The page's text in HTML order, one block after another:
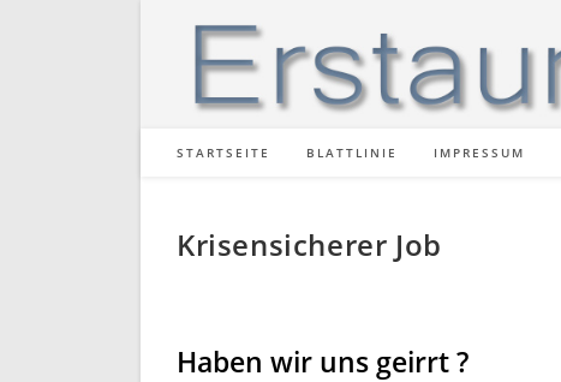
STARTSEITE BLATTLINIE IMPRESSUM
Krisensicherer Job
Haben wir uns geirrt ?